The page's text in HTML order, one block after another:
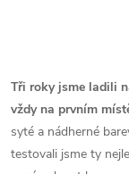
Tři roky jsme ladili
vždy na prvním
syté a nádherné
testovali jsme ty